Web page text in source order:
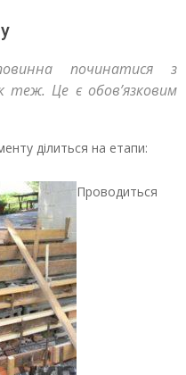
починатися з
теж. Це є обов’язковим
ділиться на етапи:
Проводиться